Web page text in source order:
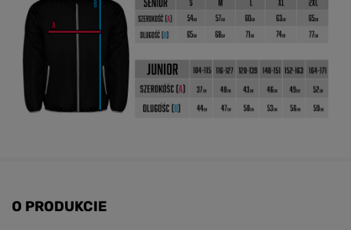
O PRODUKCIE